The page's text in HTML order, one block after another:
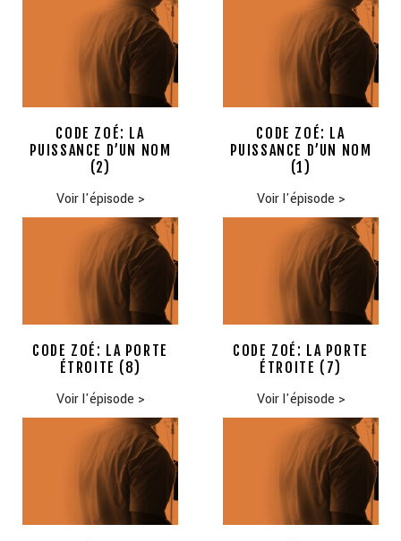
CODE ZOÉ: LA
PUISSANCE D’UN NOM
(2)
Voir l'épisode >
CODE ZOÉ: LA
PUISSANCE D’UN NOM
(1)
Voir l'épisode >
CODE ZOÉ: LA PORTE
ÉTROITE (8)
Voir l'épisode >
CODE ZOÉ: LA PORTE
ÉTROITE (7)
Voir l'épisode >